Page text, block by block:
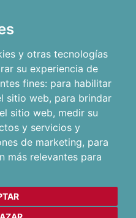
y otras tecnologías
su experiencia de
fines: para habilitar
sitio web, para brindar
sitio web, medir su
y servicios y
de marketing, para
más relevantes para